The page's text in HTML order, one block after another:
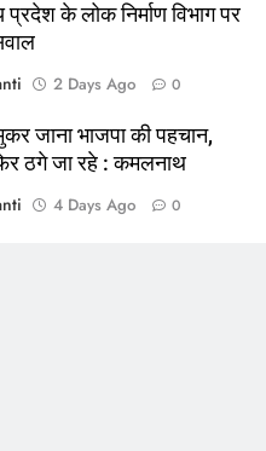
प्रदेश के लोक निर्माण विभाग पर
2 Days Ago 0
जाना भाजपा की पहचान,
ठगे जा रहे : कमलनाथ
4 Days Ago 0